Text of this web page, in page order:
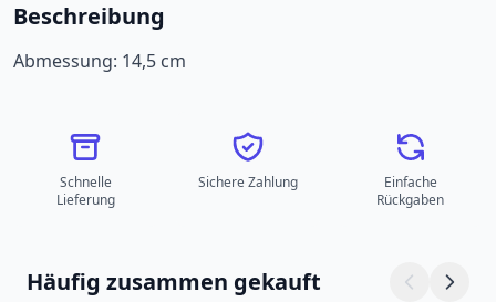
Beschreibung
Abmessung: 14,5 cm
Schnelle
Lieferung
Sichere Zahlung
Einfache
Rückgaben
Häufig zusammen gekauft